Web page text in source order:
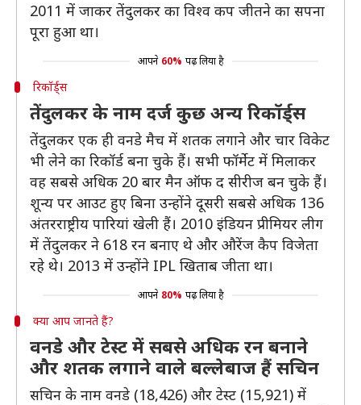
2011 में जाकर तेंदुलकर का विश्व कप जीतने का सपना
पूरा हुआ था।
आपने 60% पढ़ लिया है
रिकॉर्ड्स
तेंदुलकर के नाम दर्ज कुछ अन्य रिकॉर्ड्स
तेंदुलकर एक ही वनडे मैच में शतक लगाने और चार विकेट
भी लेने का रिकॉर्ड बना चुके हैं। सभी फॉर्मेट में मिलाकर
वह सबसे अधिक 20 बार मैन ऑफ द सीरीज बन चुके हैं।
शून्य पर आउट हुए बिना उन्होंने दूसरी सबसे अधिक 136
अंतरराष्ट्रीय पारियां खेली हैं। 2010 इंडियन प्रीमियर लीग
में तेंदुलकर ने 618 रन बनाए थे और औरेंज कैप विजेता
रहे थे। 2013 में उन्होंने IPL खिताब जीता था।
आपने 80% पढ़ लिया है
क्या आप जानते हैं?
वनडे और टेस्ट में सबसे अधिक रन बनाने
और शतक लगाने वाले बल्लेबाज हैं सचिन
सचिन के नाम वनडे (18,426) और टेस्ट (15,921) में